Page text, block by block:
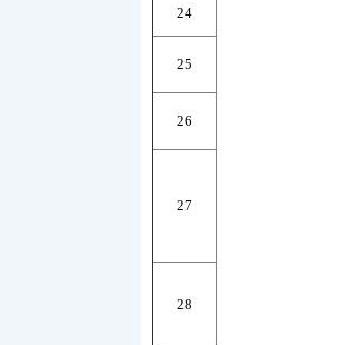
24
25
26
27
28